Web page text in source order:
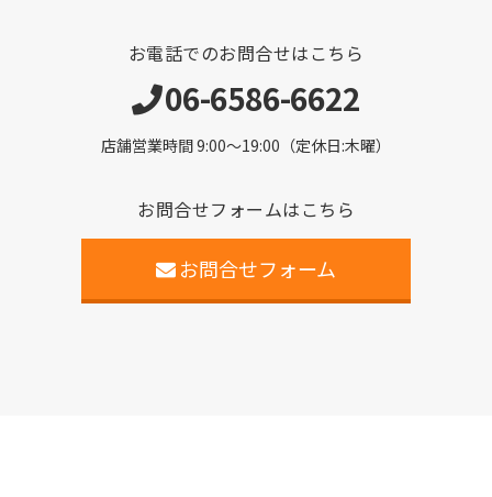
お電話でのお問合せはこちら
06-6586-6622
店舗営業時間 9:00～19:00（定休日:木曜）
お問合せフォームはこちら
お問合せフォーム